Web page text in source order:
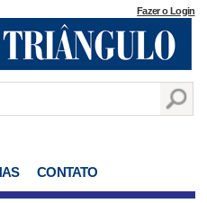
Fazer o Login
CONTATO